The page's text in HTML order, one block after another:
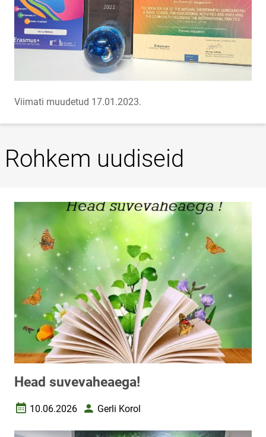
Viimati muudetud 17.01.2023.
Rohkem uudiseid
Head suvevaheaega!
Loomise kuupäev
10.06.2026 AutorGerli Korol